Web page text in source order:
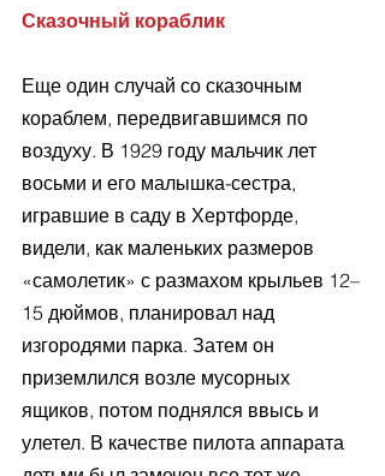
Сказочный кораблик
Еще один случай со сказочным
кораблем, передвигавшимся по
воздуху. В 1929 году мальчик лет
восьми и его малышка-сестра,
игравшие в саду в Хертфорде,
видели, как маленьких размеров
«самолетик» с размахом крыльев 12–
15 дюймов, планировал над
изгородями парка. Затем он
приземлился возле мусорных
ящиков, потом поднялся ввысь и
улетел. В качестве пилота аппарата